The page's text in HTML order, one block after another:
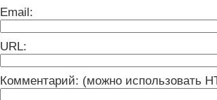
Email:
URL:
Комментарий: (можно использовать